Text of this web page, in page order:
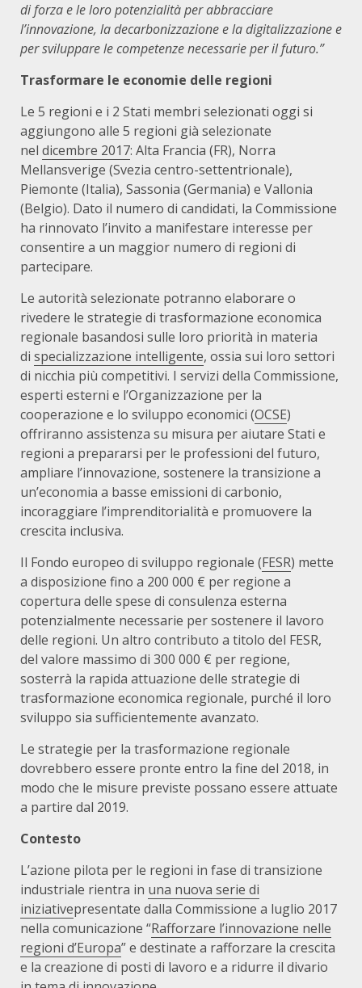
di forza e le loro potenzialità per abbracciare
l’innovazione, la decarbonizzazione e la digitalizzazione e
per sviluppare le competenze necessarie per il futuro.”
Trasformare le economie delle regioni
Le 5 regioni e i 2 Stati membri selezionati oggi si
aggiungono alle 5 regioni già selezionate
nel dicembre 2017: Alta Francia (FR), Norra
Mellansverige (Svezia centro-settentrionale),
Piemonte (Italia), Sassonia (Germania) e Vallonia
(Belgio). Dato il numero di candidati, la Commissione
ha rinnovato l’invito a manifestare interesse per
consentire a un maggior numero di regioni di
partecipare.
Le autorità selezionate potranno elaborare o
rivedere le strategie di trasformazione economica
regionale basandosi sulle loro priorità in materia
di specializzazione intelligente, ossia sui loro settori
di nicchia più competitivi. I servizi della Commissione,
esperti esterni e l’Organizzazione per la
cooperazione e lo sviluppo economici (OCSE)
offriranno assistenza su misura per aiutare Stati e
regioni a prepararsi per le professioni del futuro,
ampliare l’innovazione, sostenere la transizione a
un’economia a basse emissioni di carbonio,
incoraggiare l’imprenditorialità e promuovere la
crescita inclusiva.
Il Fondo europeo di sviluppo regionale (FESR) mette
a disposizione fino a 200 000 € per regione a
copertura delle spese di consulenza esterna
potenzialmente necessarie per sostenere il lavoro
delle regioni. Un altro contributo a titolo del FESR,
del valore massimo di 300 000 € per regione,
sosterrà la rapida attuazione delle strategie di
trasformazione economica regionale, purché il loro
sviluppo sia sufficientemente avanzato.
Le strategie per la trasformazione regionale
dovrebbero essere pronte entro la fine del 2018, in
modo che le misure previste possano essere attuate
a partire dal 2019.
Contesto
L’azione pilota per le regioni in fase di transizione
industriale rientra in una nuova serie di
iniziativepresentate dalla Commissione a luglio 2017
nella comunicazione “Rafforzare l’innovazione nelle
regioni d’Europa” e destinate a rafforzare la crescita
e la creazione di posti di lavoro e a ridurre il divario